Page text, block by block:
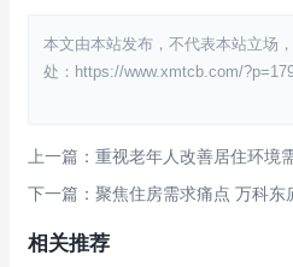
本文由本站发布，不代表本站立场
处：https://www.xmtcb.com/
上一篇：重视老年人改善居住环境
下一篇：聚焦住房需求痛点 万科东
相关推荐